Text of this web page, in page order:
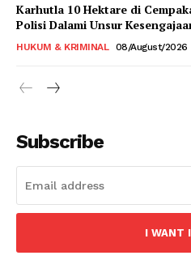
Karhutla 10 Hektare di
Polisi Dalami Unsur
HUKUM & KRIMINAL 08/August/2026
Subscribe
I WANT